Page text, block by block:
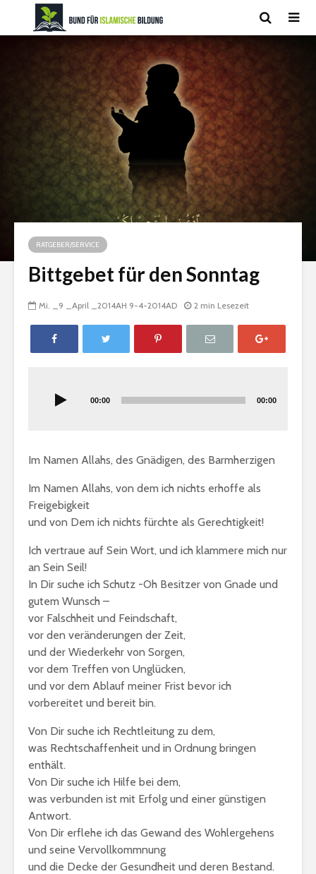
RATGEBER/SERVICE
Bittgebet für den Sonntag
Mi. _9 _April _2014AH 9-4-2014AD 2 min Lesezeit
Player
00:00 00:00
Im Namen Allahs, des Gnädigen, des Barmherzigen
Im Namen Allahs, von dem ich nichts erhoffe als
Freigebigkeit
und von Dem ich nichts fürchte als Gerechtigkeit!
Ich vertraue auf Sein Wort, und ich klammere mich nur
an Sein Seil!
In Dir suche ich Schutz -Oh Besitzer von Gnade und
gutem Wunsch –
vor Falschheit und Feindschaft,
vor den veränderungen der Zeit,
und der Wiederkehr von Sorgen,
vor dem Treffen von Unglücken,
und vor dem Ablauf meiner Frist bevor ich
vorbereitet und bereit bin.
Von Dir suche ich Rechtleitung zu dem,
was Rechtschaffenheit und in Ordnung bringen
enthält.
Von Dir suche ich Hilfe bei dem,
was verbunden ist mit Erfolg und einer günstigen
Antwort.
Von Dir erflehe ich das Gewand des Wohlergehens
und seine Vervollkommnung
und die Decke der Gesundheit und deren Bestand.
Liebe ist
Jahrekalender 2017
/ 1438-39